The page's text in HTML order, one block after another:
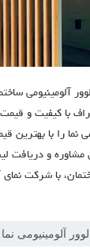
آلومینیومی
با کیفیت و
نما را با
مشاوره و دریافت
با شركت
لوور آلومینیومی